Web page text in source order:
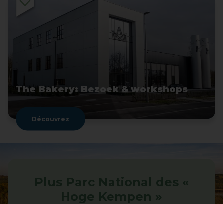
The Bakery: Bezoek & workshops
Découvrez
Plus Parc National des «
Hoge Kempen »